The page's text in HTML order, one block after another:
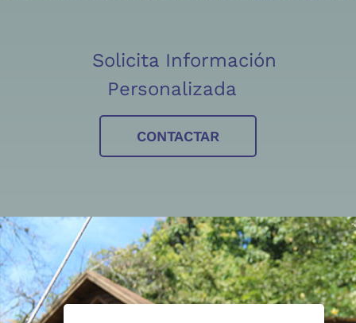
Solicita Información
Personalizada
CONTACTAR